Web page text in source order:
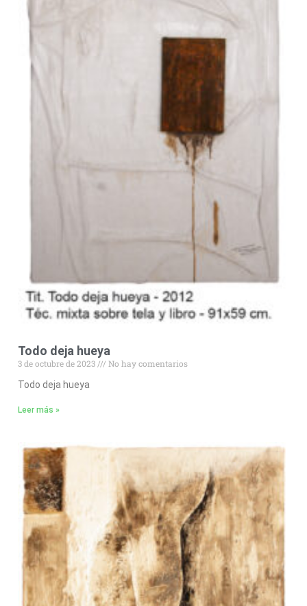
Todo deja hueya
3 de octubre de 2023
No hay comentarios
Todo deja hueya
Leer más »